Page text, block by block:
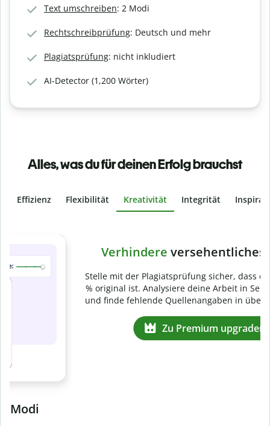
Text umschreiben: 2 Modi
Rechtschreibprüfung: Deutsch und mehr
Plagiatsprüfung: nicht inkludiert
AI-Detector (1,200 Wörter)
Alles, was du für deinen Erfolg brauchst
Effizienz Flexibilität Kreativität Integrität
Verhindere